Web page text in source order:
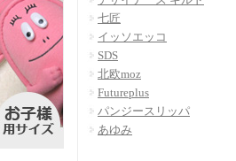
七匠
イッソエッコ
SDS
北欧moz
Futureplus
パンジースリッパ
あゆみ